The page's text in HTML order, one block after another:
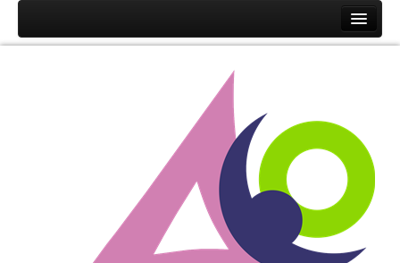
Unidades Orgânicas